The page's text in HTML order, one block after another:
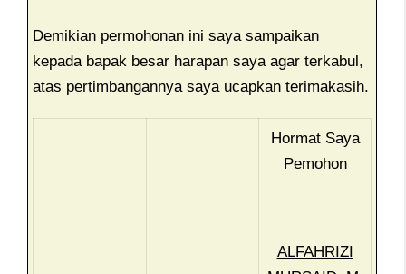
Demikian permohonan ini saya sampaikan
kepada bapak besar harapan saya agar terkabul,
atas pertimbangannya saya ucapkan terimakasih.
Hormat Saya
Pemohon
ALFAHRIZI